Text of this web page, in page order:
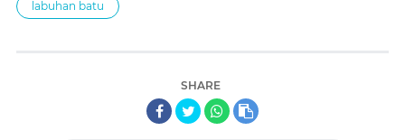
labuhan batu
SHARE